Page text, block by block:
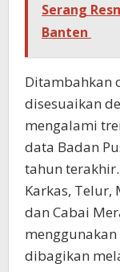
Serang
Banten
Ditambahkan
disesuaikan
mengalami
data Badan
tahun
Karkas, Telur,
dan Cabai
dibagikan